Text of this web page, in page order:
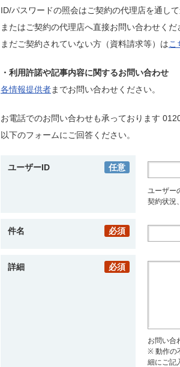
ID/パスワードの照会はご契約の代理店を通し
またはご契約の代理店へ直接お問い合わせく
まだご契約されていない方（資料請求等）はこ
・利用許諾や記事内容に関するお問い合わせ
各情報提供者までお問い合わせください。
お電話でのお問い合わせも承っております
以下のフォームにご回答ください。
ユーザーID 任意
ユーザー
契約状況
件名 必須
詳細 必須
お問い合
※ 動作の
細にご記